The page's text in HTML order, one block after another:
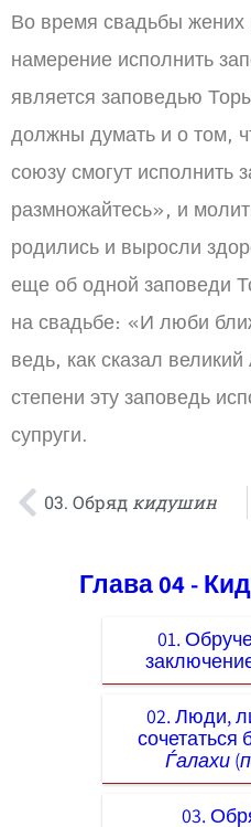
Во время свадьбы
намерение исполнить
является заповедью
должны думать и о том,
союзу смогут исполнить
размножайтесь», и
родились и выросли
еще об одной заповеди
на свадьбе: «И люби
ведь, как сказал
степени эту заповедь
супруги.
03. Обряд кидушин
Глава 04 -
01.
02. Люди,
сочетаться
Ѓалахи (
03.